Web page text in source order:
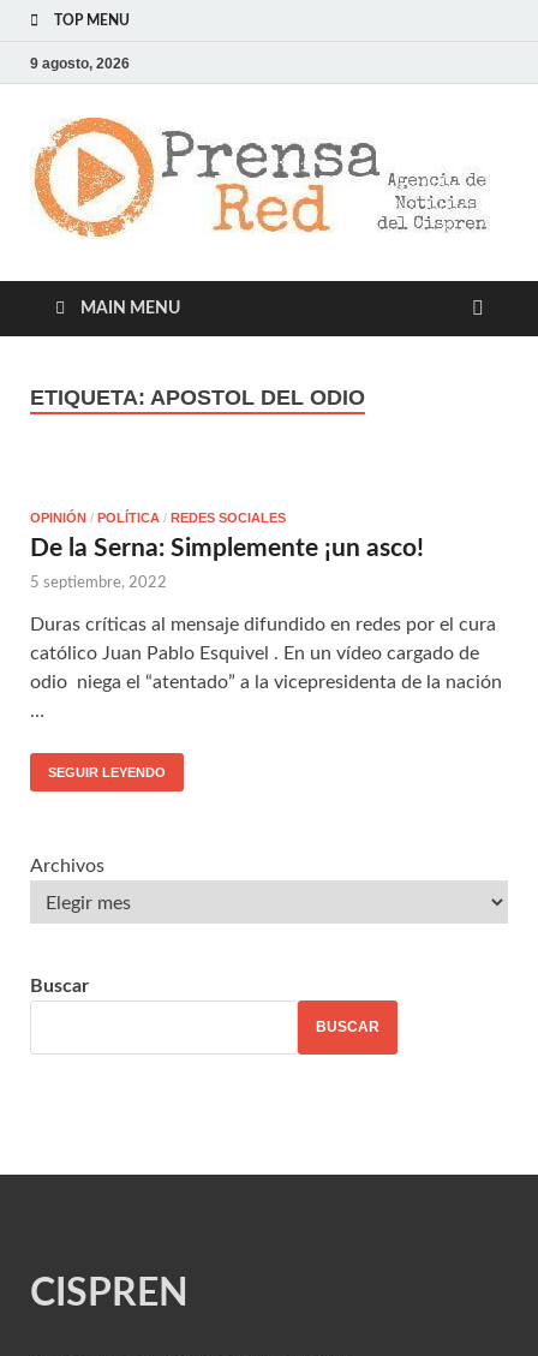
TOP MENU
9 agosto, 2026
MAIN MENU
ETIQUETA: APOSTOL DEL ODIO
OPINIÓN / POLÍTICA / REDES SOCIALES
De la Serna: Simplemente ¡un asco!
5 septiembre, 2022
Duras críticas al mensaje difundido en redes por el cura
católico Juan Pablo Esquivel . En un vídeo cargado de
odio niega el “atentado” a la vicepresidenta de la nación
…
SEGUIR LEYENDO
Archivos
Buscar
BUSCAR
CISPREN